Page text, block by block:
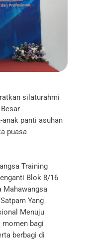
silaturahmi
anak panti asuhan
puasa
Training
Blok 8/16
Mahawangsa
Yang
Menuju
momen bagi
berbagi di